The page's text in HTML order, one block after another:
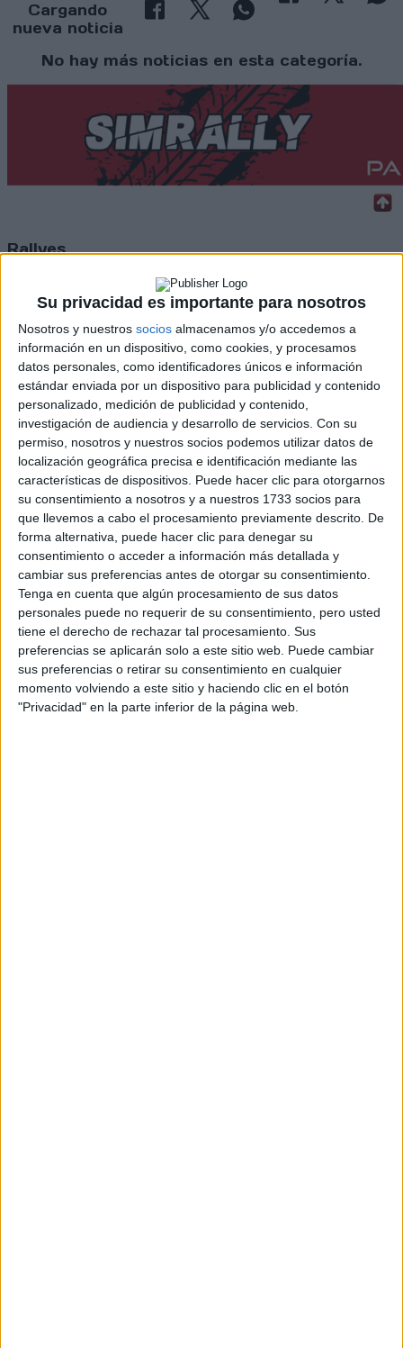
Su privacidad es importante para nosotros
Nosotros y nuestros socios almacenamos y/o accedemos a
información en un dispositivo, como cookies, y procesamos
datos personales, como identificadores únicos e información
estándar enviada por un dispositivo para publicidad y contenido
personalizado, medición de publicidad y contenido,
investigación de audiencia y desarrollo de servicios. Con su
permiso, nosotros y nuestros socios podemos utilizar datos de
localización geográfica precisa e identificación mediante las
características de dispositivos. Puede hacer clic para otorgarnos
su consentimiento a nosotros y a nuestros 1733 socios para
que llevemos a cabo el procesamiento previamente descrito. De
forma alternativa, puede hacer clic para denegar su
consentimiento o acceder a información más detallada y
cambiar sus preferencias antes de otorgar su consentimiento.
Tenga en cuenta que algún procesamiento de sus datos
personales puede no requerir de su consentimiento, pero usted
tiene el derecho de rechazar tal procesamiento. Sus
preferencias se aplicarán solo a este sitio web. Puede cambiar
sus preferencias o retirar su consentimiento en cualquier
momento volviendo a este sitio y haciendo clic en el botón
"Privacidad" en la parte inferior de la página web.
Cargando
nueva noticia
No hay más noticias en esta categoría.
Rallyes
S-CER
CERA
CERT
Internacionales
Campeonatos Autonómicos
Históricos
Dakar
RallyCross
Circuitos
F1
Fórmula E
F2 / F3 / F4
Resistencia
Indycar
Otros
Producto
Producto
Web pensada para poder ofrecer diferentes